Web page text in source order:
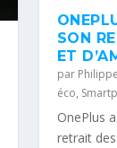
SON
ET
par Philippe
éco,
OnePlus
retrait